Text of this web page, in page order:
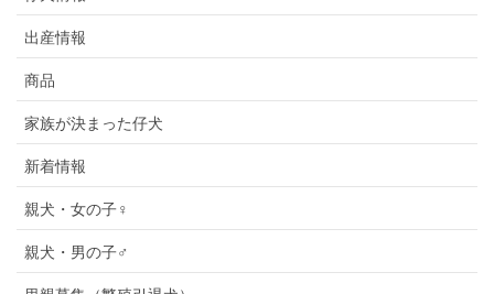
出産情報
商品
家族が決まった仔犬
新着情報
親犬・女の子♀
親犬・男の子♂